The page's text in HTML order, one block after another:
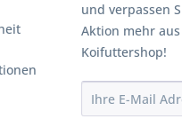
und verpassen
Aktion mehr
Koifuttershop!